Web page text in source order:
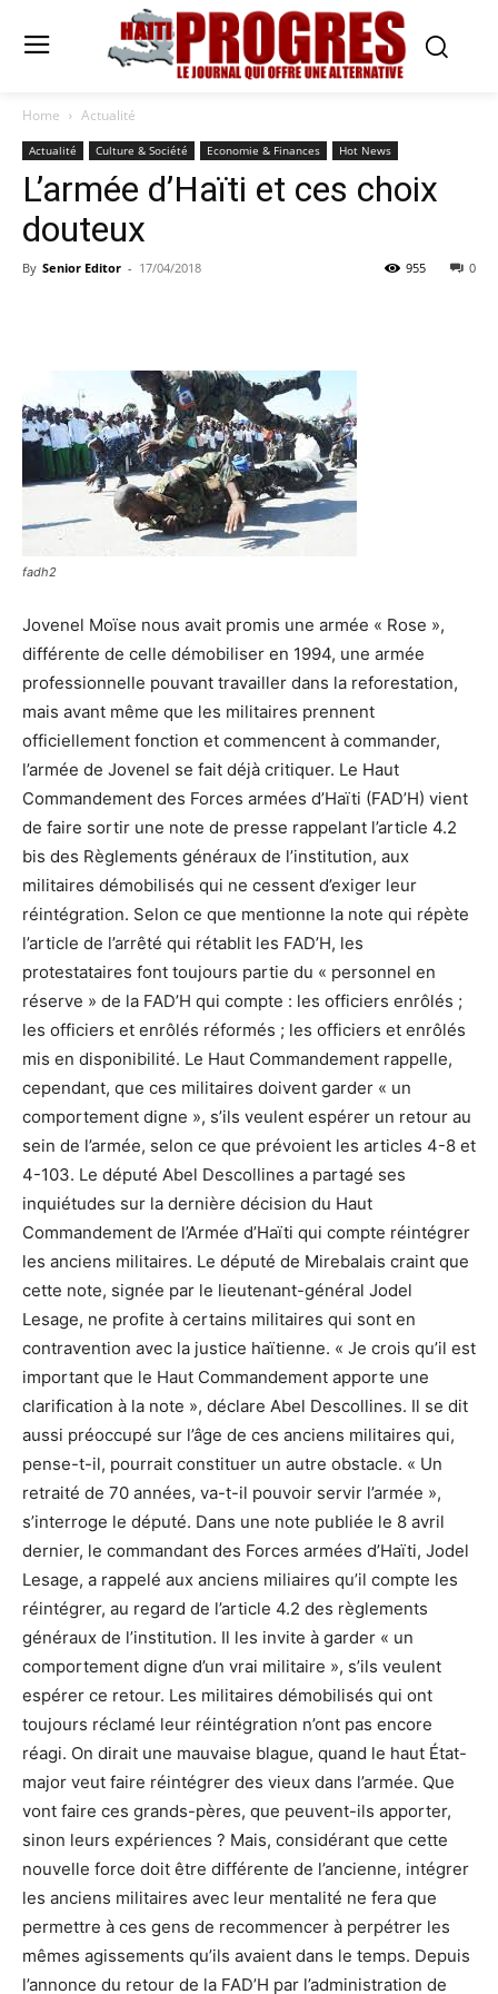
Home Actualité
Actualité Culture & Société Economie & Finances Hot News
L’armée d’Haïti et ces choix
douteux
By Senior Editor - 17/04/2018 0
955
fadh2
Jovenel Moïse nous avait promis une armée « Rose »,
différente de celle démobiliser en 1994, une armée
professionnelle pouvant travailler dans la reforestation,
mais avant même que les militaires prennent
officiellement fonction et commencent à commander,
l’armée de Jovenel se fait déjà critiquer. Le Haut
Commandement des Forces armées d’Haïti (FAD’H) vient
de faire sortir une note de presse rappelant l’article 4.2
bis des Règlements généraux de l’institution, aux
militaires démobilisés qui ne cessent d’exiger leur
réintégration. Selon ce que mentionne la note qui répète
l’article de l’arrêté qui rétablit les FAD’H, les
protestataires font toujours partie du « personnel en
réserve » de la FAD’H qui compte : les officiers enrôlés ;
les officiers et enrôlés réformés ; les officiers et enrôlés
mis en disponibilité. Le Haut Commandement rappelle,
cependant, que ces militaires doivent garder « un
comportement digne », s’ils veulent espérer un retour au
sein de l’armée, selon ce que prévoient les articles 4-8 et
4-103. Le député Abel Descollines a partagé ses
inquiétudes sur la dernière décision du Haut
Commandement de l’Armée d’Haïti qui compte réintégrer
les anciens militaires. Le député de Mirebalais craint que
cette note, signée par le lieutenant-général Jodel
Lesage, ne profite à certains militaires qui sont en
contravention avec la justice haïtienne. « Je crois qu’il est
important que le Haut Commandement apporte une
clarification à la note », déclare Abel Descollines. Il se dit
aussi préoccupé sur l’âge de ces anciens militaires qui,
pense-t-il, pourrait constituer un autre obstacle. « Un
retraité de 70 années, va-t-il pouvoir servir l’armée »,
s’interroge le député. Dans une note publiée le 8 avril
dernier, le commandant des Forces armées d’Haïti, Jodel
Lesage, a rappelé aux anciens miliaires qu’il compte les
réintégrer, au regard de l’article 4.2 des règlements
généraux de l’institution. Il les invite à garder « un
comportement digne d’un vrai militaire », s’ils veulent
espérer ce retour. Les militaires démobilisés qui ont
toujours réclamé leur réintégration n’ont pas encore
réagi. On dirait une mauvaise blague, quand le haut État-
major veut faire réintégrer des vieux dans l’armée. Que
vont faire ces grands-pères, que peuvent-ils apporter,
sinon leurs expériences ? Mais, considérant que cette
nouvelle force doit être différente de l’ancienne, intégrer
les anciens militaires avec leur mentalité ne fera que
permettre à ces gens de recommencer à perpétrer les
mêmes agissements qu’ils avaient dans le temps. Depuis
l’annonce du retour de la FAD’H par l’administration de